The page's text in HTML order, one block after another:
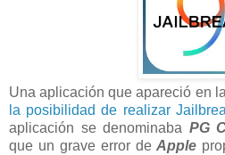
Una aplicación que apareció en la
la posibilidad de realizar
aplicación se denominaba PG
que un grave error deApple